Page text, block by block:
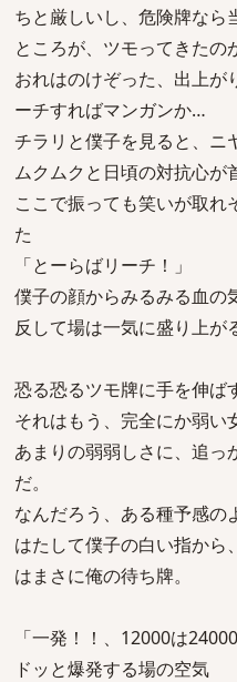
ちと厳しいし、危険牌なら
ところが、ツモってきたの
おれはのけぞった、出上が
ーチすればマンガンか…
チラリと僕子を見ると、ニ
ムクムクと日頃の対抗心が
ここで振っても笑いが取
た
「とーらばリーチ！」
僕子の顔からみるみる血の
反して場は一気に盛り上が
恐る恐るツモ牌に手を伸ば
それはもう、完全にか弱い
あまりの弱弱しさに、追っ
だ。
なんだろう、ある種予感の
はたして僕子の白い指から
はまさに俺の待ち牌。
「一発！！、12000は24000
ドッと爆発する場の空気